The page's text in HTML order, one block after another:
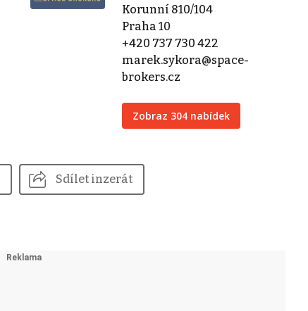
Korunní 810/104
Praha 10
+420 737 730 422
marek.sykora@space-
brokers.cz
Zobraz 304 nabídek
Sdílet inzerát